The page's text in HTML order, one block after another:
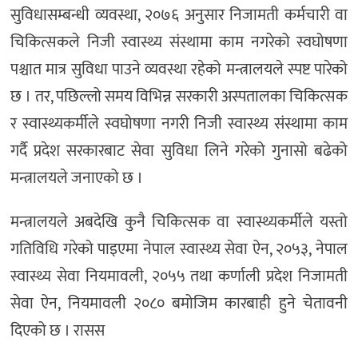
सुविधासम्बन्धी व्यवस्था, २०७६ अनुसार निजामती कर्मचारी वा
चिकित्सकले निजी स्वास्थ्य संस्थामा काम नगरेको स्वघोषणा
पश्चात मात्र सुविधा पाउने व्यवस्था रहेको मन्त्रालयले स्पष्ट पारेको
छ । तर, पछिल्लो समय विभिन्न सरकारी अस्पतालका चिकित्सक
र स्वास्थ्यकर्मीले स्वघोषणा नगरी निजी स्वास्थ्य संस्थामा काम
गर्दै प्रदेश सरकारबाट सेवा सुविधा लिने गरेको गुनासो बढेको
मन्त्रालयले जनाएको छ ।
मन्त्रालयले अबदेखि कुनै चिकित्सक वा स्वास्थ्यकर्मीले यस्तो
गतिविधि गरेको पाइएमा नेपाल स्वास्थ्य सेवा ऐन, २०५३, नेपाल
स्वास्थ्य सेवा नियमावली, २०५५ तथा कर्णाली प्रदेश निजामती
सेवा ऐन, नियमावली २०८० बमोजिम कारबाही हुने चेतावनी
दिएको छ । रासस